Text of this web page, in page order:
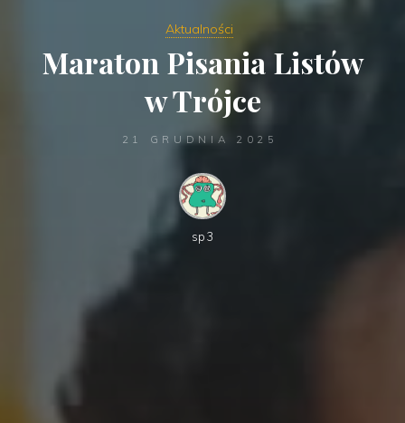
Aktualności
Maraton Pisania Listów
w Trójce
21 GRUDNIA 2025
sp3